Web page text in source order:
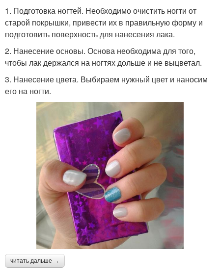
1. Подготовка ногтей. Необходимо очистить ногти от
старой покрышки, привести их в правильную форму и
подготовить поверхность для нанесения лака.
2. Нанесение основы. Основа необходима для того,
чтобы лак держался на ногтях дольше и не выцветал.
3. Нанесение цвета. Выбираем нужный цвет и наносим
его на ногти.
читать дальше →